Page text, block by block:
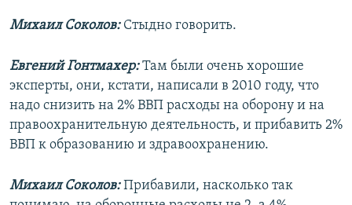
Михаил Соколов:Стыдно говорить.
Евгений Гонтмахер:Там были очень хорошие
эксперты, они, кстати, написали в 2010 году, что
надо снизить на 2% ВВП расходы на оборону и на
правоохранительную деятельность, и прибавить 2%
ВВП к образованию и здравоохранению.
Михаил Соколов:Прибавили, насколько так